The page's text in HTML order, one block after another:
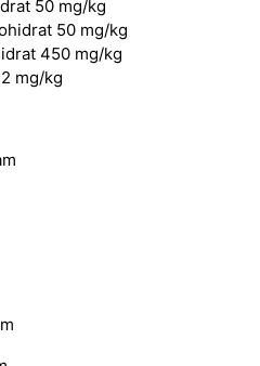
50 mg/kg
50 mg/kg
450 mg/kg
mg/kg